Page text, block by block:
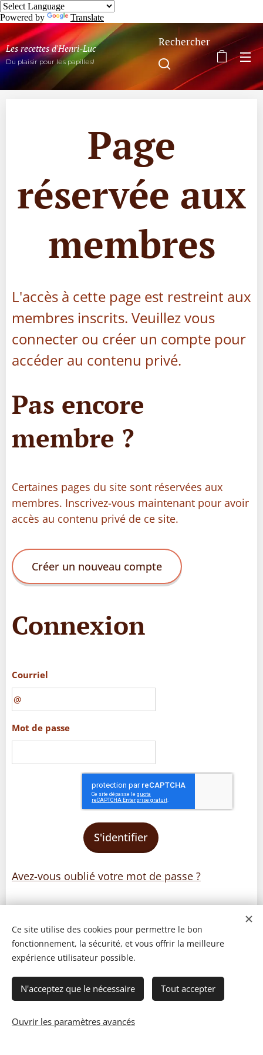
Powered by Translate
Les recettes d'Henri-Luc
Du plaisir pour les papilles!
Rechercher
Page
réservée aux
membres
L'accès à cette page est restreint aux
membres inscrits. Veuillez vous
connecter ou créer un compte pour
accéder au contenu privé.
Pas encore
membre ?
Certaines pages du site sont réservées aux
membres. Inscrivez-vous maintenant pour avoir
accès au contenu privé de ce site.
Créer un nouveau compte
Connexion
Courriel
Mot de passe
S'identifier
Avez-vous oublié votre mot de passe ?
© 2023 Les recettes d'Henri-Luc. Tous droits réservés.
Ce site utilise des cookies pour permettre le bon
fonctionnement, la sécurité, et vous offrir la meilleure
expérience utilisateur possible.
N'acceptez que le nécessaire Tout accepter
Ouvrir les paramètres avancés